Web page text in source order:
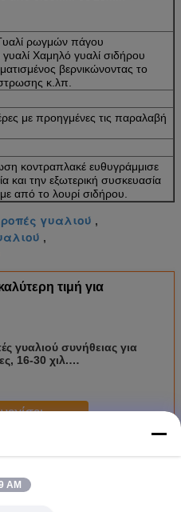
ρωγμών πάγου
Χαμηλό γυαλί σιδήρου
βερνικώνοντας το
κ.λπ.
με προηγμένες τις παραλαβή
κοντραπλακέ ευθυγράμμισε
και την εξωτερική συσκευασία
από το λουρί σιδήρου.
γυαλιού ,
,
τιμή για
γυαλιού συνήθειας για
16-30 χιλ.
επιτροπής
AM